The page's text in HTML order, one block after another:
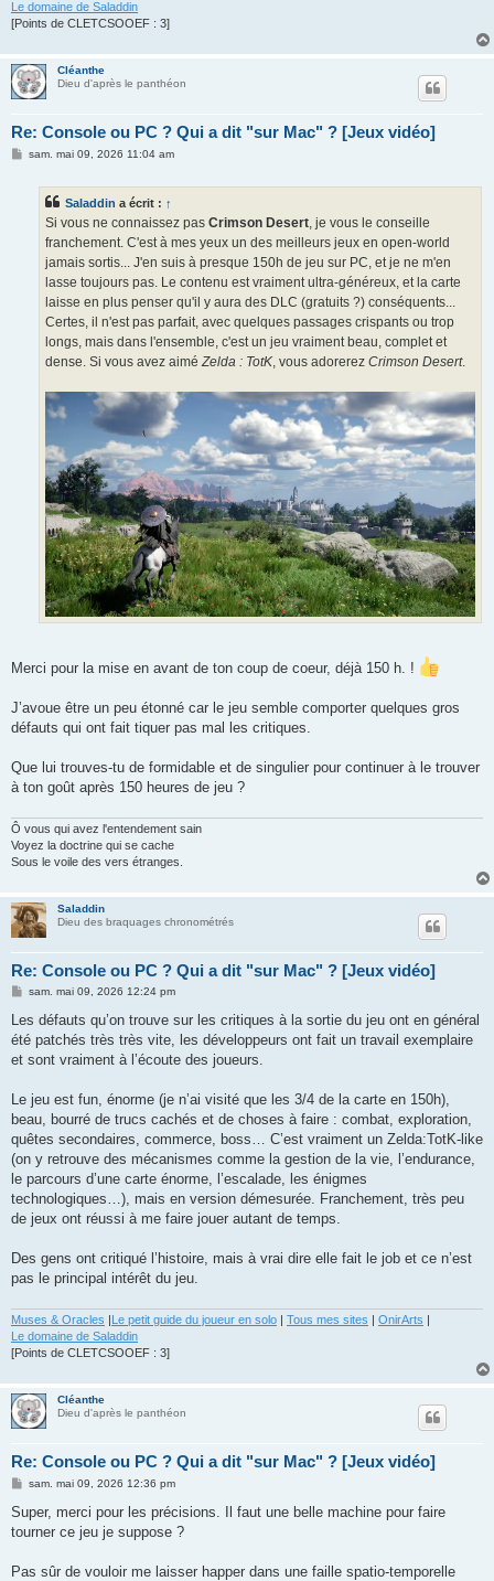
Le domaine de Saladdin
[Points de CLETCSOOEF : 3]
Cléanthe
Dieu d'après le panthéon
Re: Console ou PC ? Qui a dit "sur Mac" ? [Jeux vidéo]
Msam. mai 09, 2026 11:04 am
Saladdin a écrit : ↑
Si vous ne connaissez pas Crimson Desert, je vous le conseille
franchement. C'est à mes yeux un des meilleurs jeux en open-world
jamais sortis... J'en suis à presque 150h de jeu sur PC, et je ne m'en
lasse toujours pas. Le contenu est vraiment ultra-généreux, et la carte
laisse en plus penser qu'il y aura des DLC (gratuits ?) conséquents...
Certes, il n'est pas parfait, avec quelques passages crispants ou trop
longs, mais dans l'ensemble, c'est un jeu vraiment beau, complet et
dense. Si vous avez aiméZelda : TotK, vous adorerez Crimson Desert.
Merci pour la mise en avant de ton coup de coeur, déjà 150 h. !
J’avoue être un peu étonné car le jeu semble comporter quelques gros
défauts qui ont fait tiquer pas mal les critiques.
Que lui trouves-tu de formidable et de singulier pour continuer à le trouver
à ton goût après 150 heures de jeu ?
Ô vous qui avez l'entendement sain
Voyez la doctrine qui se cache
Sous le voile des vers étranges.
Saladdin
Dieu des braquages chronométrés
Re: Console ou PC ? Qui a dit "sur Mac" ? [Jeux vidéo]
M
s
a
g
sam. mai 09, 2026 12:24 pm
Les défauts qu’on trouve sur les critiques à la sortie du jeu ont en général
été patchés très très vite, les développeurs ont fait un travail exemplaire
et sont vraiment à l’écoute des joueurs.
Le jeu est fun, énorme (je n’ai visité que les 3/4 de la carte en 150h),
beau, bourré de trucs cachés et de choses à faire : combat, exploration,
quêtes secondaires, commerce, boss… C’est vraiment un Zelda:TotK-like
(on y retrouve des mécanismes comme la gestion de la vie, l’endurance,
le parcours d’une carte énorme, l’escalade, les énigmes
technologiques…), mais en version démesurée. Franchement, très peu
de jeux ont réussi à me faire jouer autant de temps.
Des gens ont critiqué l’histoire, mais à vrai dire elle fait le job et ce n’est
pas le principal intérêt du jeu.
Muses & Oracles |Le petit guide du joueur en solo | Tous mes sites | OnirArts |
Le domaine de Saladdin
[Points de CLETCSOOEF : 3]
Cléanthe
Dieu d'après le panthéon
Re: Console ou PC ? Qui a dit "sur Mac" ? [Jeux vidéo]
M
s
s
a
sam. mai 09, 2026 12:36 pm
Super, merci pour les précisions. Il faut une belle machine pour faire
tourner ce jeu je suppose ?
Pas sûr de vouloir me laisser happer dans une faille spatio-temporelle